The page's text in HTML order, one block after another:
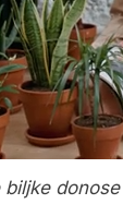
biljke